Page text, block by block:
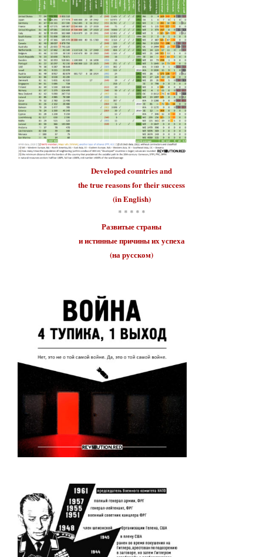
Developed countriesand
the true reasons for theirsuccess
(in English)
* * * * *
Развитые страны
и истинные причины их успеха
(на русском)